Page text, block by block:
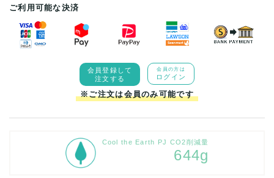
ご利用可能な決済
会員登録して
注文する
会員の方は
ログイン
※ご注文は会員のみ可能です
Cool the Earth PJ CO2削減量
644g